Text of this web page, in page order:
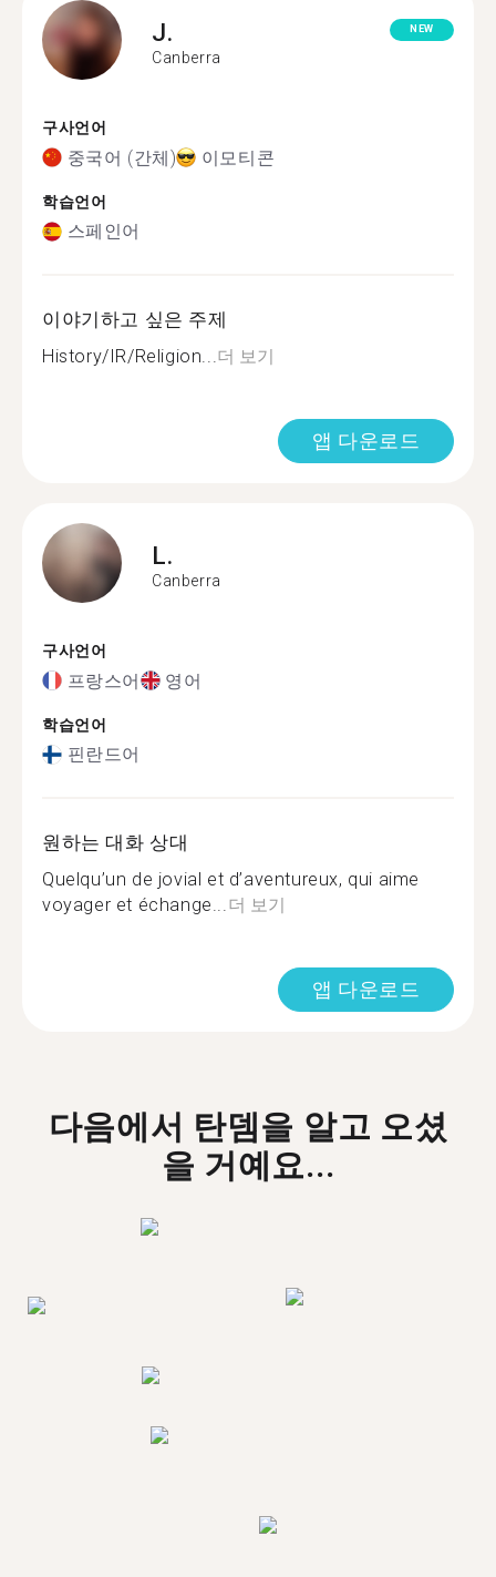
J.
Canberra
NEW
구사언어
중국어 (간체) 이모티콘
학습언어
스페인어
이야기하고 싶은 주제
History/IR/Religion...더 보기
앱 다운로드
L.
Canberra
구사언어
프랑스어 영어
학습언어
핀란드어
원하는 대화 상대
Quelqu’un de jovial et d’aventureux, qui aime
voyager et échange...더 보기
앱 다운로드
다음에서 탄뎀을 알고 오셨
을 거예요...